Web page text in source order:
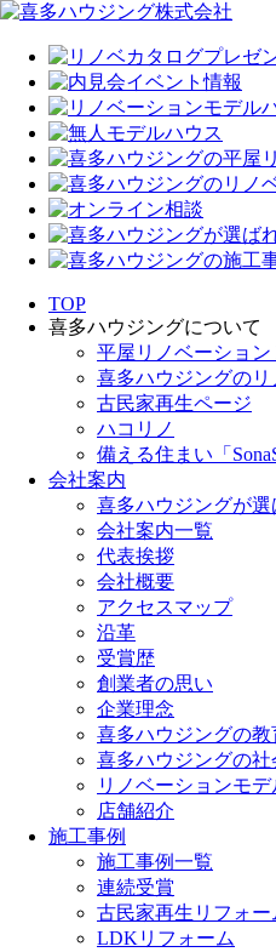
TOP
喜多ハウジングについて
平屋リノベーション
喜多ハウジングの
古民家再生ページ
ハコリノ
備える住まい「
会社案内
喜多ハウジングが選
会社案内一覧
代表挨拶
会社概要
アクセスマップ
沿革
受賞歴
創業者の思い
企業理念
喜多ハウジングの教
喜多ハウジングの社
リノベーションモデ
店舗紹介
施工事例
施工事例一覧
連続受賞
古民家再生リフォー
LDKリフォーム